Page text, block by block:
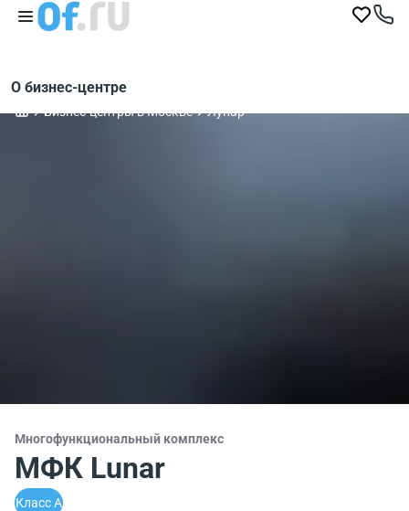
О бизнес-центре
Бизнес-центры в Москве Лунар
Многофункциональный комплекс
МФК Lunar
Класс A